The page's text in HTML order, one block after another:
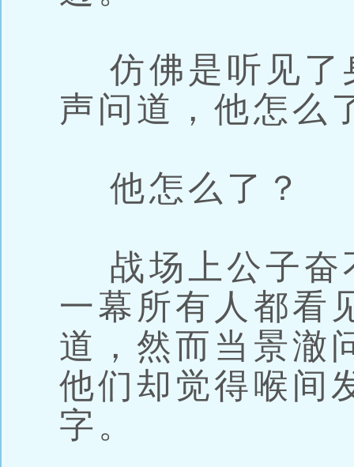
仿佛是听见了
声问道，他怎么
他怎么了？
战场上公子奋
一幕所有人都看
道，然而当景澈
他们却觉得喉间
字。